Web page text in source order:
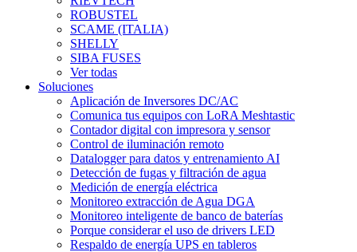
ROBUSTEL
SCAME (ITALIA)
SHELLY
SIBA FUSES
Ver todas
Soluciones
Aplicación de Inversores DC/AC
Comunica tus equipos con LoRA Meshtastic
Contador digital con impresora y sensor
Control de iluminación remoto
Datalogger para datos y entrenamiento AI
Detección de fugas y filtración de agua
Medición de energía eléctrica
Monitoreo extracción de Agua DGA
Monitoreo inteligente de banco de baterías
Porque considerar el uso de drivers LED
Respaldo de energía UPS en tableros